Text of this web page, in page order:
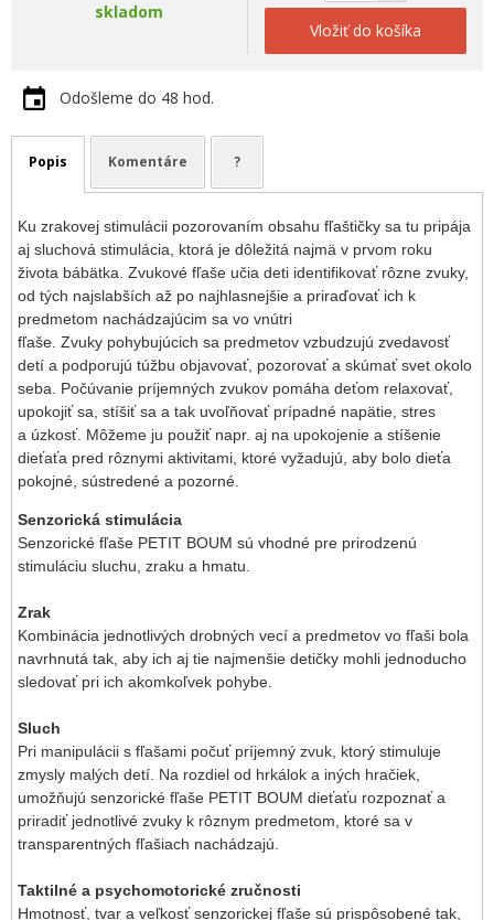
skladom
Vložiť do košíka
Odošleme do 48 hod.
Popis Komentáre ?
Ku zrakovej stimulácii pozorovaním obsahu fľaštičky sa tu pripája
aj sluchová stimulácia, ktorá je dôležitá najmä v prvom roku
života bábätka. Zvukové fľaše učia deti identifikovať rôzne zvuky,
od tých najslabších až po najhlasnejšie a priraďovať ich k
predmetom nachádzajúcim sa vo vnútri
fľaše. Zvuky pohybujúcich sa predmetov vzbudzujú zvedavosť
detí a podporujú túžbu objavovať, pozorovať a skúmať svet okolo
seba. Počúvanie príjemných zvukov pomáha deťom relaxovať,
upokojiť sa, stíšiť sa a tak uvoľňovať prípadné napätie, stres
a úzkosť. Môžeme ju použiť napr. aj na upokojenie a stíšenie
dieťaťa pred rôznymi aktivitami, ktoré vyžadujú, aby bolo dieťa
pokojné, sústredené a pozorné.
Senzorická stimulácia
Senzorické fľaše PETIT BOUM sú vhodné pre prirodzenú
stimuláciu sluchu, zraku a hmatu.
Zrak
Kombinácia jednotlivých drobných vecí a predmetov vo fľaši bola
navrhnutá tak, aby ich aj tie najmenšie detičky mohli jednoducho
sledovať pri ich akomkoľvek pohybe.
Sluch
Pri manipulácii s fľašami počuť príjemný zvuk, ktorý stimuluje
zmysly malých detí. Na rozdiel od hrkálok a iných hračiek,
umožňujú senzorické fľaše PETIT BOUM dieťaťu rozpoznať a
priradiť jednotlivé zvuky k rôznym predmetom, ktoré sa v
transparentných fľašiach nachádzajú.
Taktilné a psychomotorické zručnosti
Hmotnosť, tvar a veľkosť senzorickej fľaše sú prispôsobené tak,